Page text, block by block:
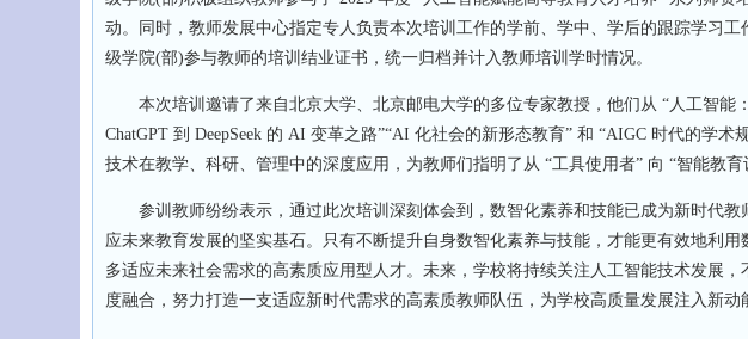
动。同时，教师发展中心指定专人负责本次培训工作的学前、学中、学后的跟踪学习
级学院(部)参与教师的培训结业证书，统一归档并计入教师培训学时情况。
本次培训邀请了来自北京大学、北京邮电大学的多位专家教授，他们从 “人工智能
ChatGPT 到 DeepSeek 的 AI 变革之路”“AI 化社会的新形态教育” 和 “AIGC 时代的学
技术在教学、科研、管理中的深度应用，为教师们指明了从 “工具使用者” 向 “智能教育
参训教师纷纷表示，通过此次培训深刻体会到，数智化素养和技能已成为新时代教
应未来教育发展的坚实基石。只有不断提升自身数智化素养与技能，才能更有效地利
多适应未来社会需求的高素质应用型人才。未来，学校将持续关注人工智能技术发展
度融合，努力打造一支适应新时代需求的高素质教师队伍，为学校高质量发展注入新动